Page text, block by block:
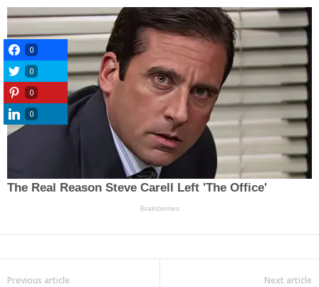
Previous article Next article
0
0
0
0